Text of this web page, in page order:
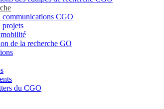
communications CGO
projets
de la recherche GO
du CGO